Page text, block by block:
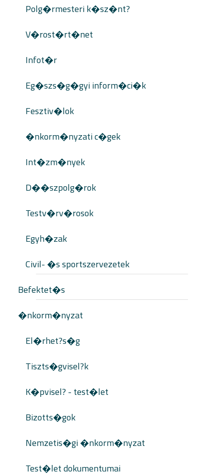
Polg�rmesteri k�sz�nt?
V�rost�rt�net
Infot�r
Eg�szs�g�gyi inform�ci�k
Fesztiv�lok
�nkorm�nyzati c�gek
Int�zm�nyek
D��szpolg�rok
Testv�rv�rosok
Egyh�zak
Civil- �s sportszervezetek
Befektet�s
�nkorm�nyzat
El�rhet?s�g
Tiszts�gvisel?k
K�pvisel? - test�let
Bizotts�gok
Nemzetis�gi �nkorm�nyzat
Test�let dokumentumai